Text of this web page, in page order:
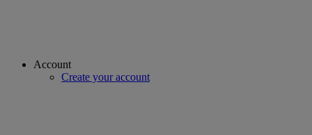
Account
Create your account